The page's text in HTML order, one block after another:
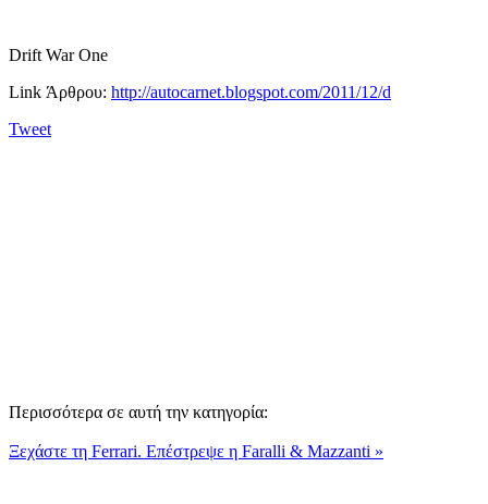
Drift War One
Link Άρθρου: http://autocarnet.blogspot.com/2011/12/d
Tweet
Περισσότερα σε αυτή την κατηγορία:
Ξεχάστε τη Ferrari. Eπέστρεψε η Faralli & Mazzanti »